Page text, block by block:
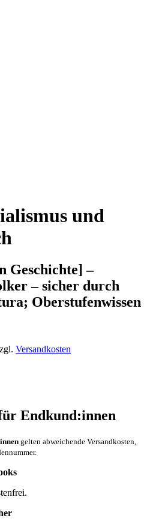
und
Geschichte] –
– sicher durch
Oberstufenwissen
Versandkosten
Endkund:innen
gelten abweichende Versandkosten,